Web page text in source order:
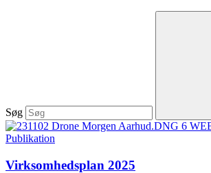
Søg
Publikation
Virksomhedsplan 2025